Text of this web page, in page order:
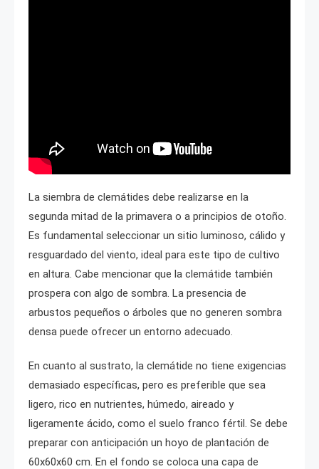
La siembra de clemátides debe realizarse en la
segunda mitad de la primavera o a principios de otoño.
Es fundamental seleccionar un sitio luminoso, cálido y
resguardado del viento, ideal para este tipo de cultivo
en altura. Cabe mencionar que la clemátide también
prospera con algo de sombra. La presencia de
arbustos pequeños o árboles que no generen sombra
densa puede ofrecer un entorno adecuado.
En cuanto al sustrato, la clemátide no tiene exigencias
demasiado específicas, pero es preferible que sea
ligero, rico en nutrientes, húmedo, aireado y
ligeramente ácido, como el suelo franco fértil. Se debe
preparar con anticipación un hoyo de plantación de
60x60x60 cm. En el fondo se coloca una capa de